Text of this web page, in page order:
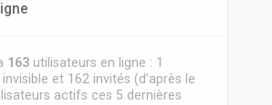
163utilisateurs en ligne : 1
et 162 invités (d’après le
actifs ces 5 dernières